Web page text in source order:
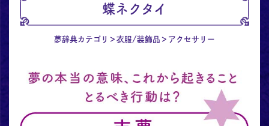
蝶ネクタイ
夢辞典カテゴリ 衣服/装飾品 アクセサリー